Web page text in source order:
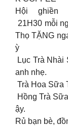
Hội
21H30 mỗi
Thọ TẶNG
ỳ
Lục Trà Nhài
anh nhẹ.
Trà Hoa Sữa
Hồng Trà
ậy.
Rủ bạn bè,